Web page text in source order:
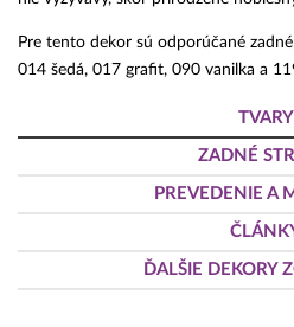
Pre tento dekor sú odporúčané
014 šedá, 017 grafit, 090 vanilka a
TVARY
ZADNÉ
PREVEDENIE A
ĎALŠIE DEKORY